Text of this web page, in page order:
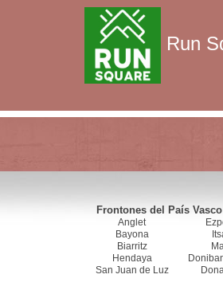
Run
Frontones del País
Anglet
Bayona
Biarritz
Hendaya
San Juan de Luz